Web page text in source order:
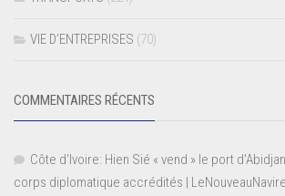
VIE D’ENTREPRISES (70)
COMMENTAIRES RÉCENTS
Côte d'Ivoire: Hien Sié « vend » le port
corps diplomatique accrédités | LeNouveauNavire